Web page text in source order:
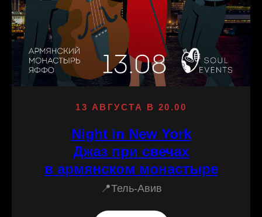
13 АВГУСТА В 20.00
Night in New York
Джаз при свечах
в армянском монастыре
📍Тель-Авив